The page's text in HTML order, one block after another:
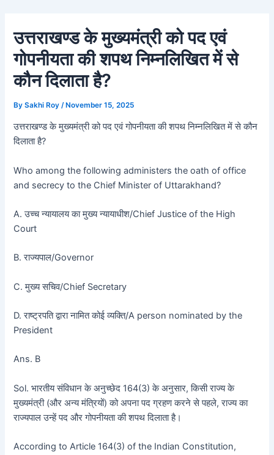
content
उत्तराखण्ड के मुख्यमंत्री को पद एवं
गोपनीयता की शपथ निम्नलिखित में से
कौन दिलाता है?
BySakhi Roy /November 15, 2025
उत्तराखण्ड के मुख्यमंत्री को पद एवं गोपनीयता की शपथ निम्नलिखित में से कौन
दिलाता है?
Who among the following administers the oath of office
and secrecy to the Chief Minister of Uttarakhand?
A. उच्च न्यायालय का मुख्य न्यायाधीश/Chief Justice of the High
Court
B. राज्यपाल/Governor
C. मुख्य सचिव/Chief Secretary
D. राष्ट्रपति द्वारा नामित कोई व्यक्ति/A person nominated by the
President
Ans. B
Sol. भारतीय संविधान के अनुच्छेद 164(3) के अनुसार, किसी राज्य के
मुख्यमंत्री (और अन्य मंत्रियों) को अपना पद ग्रहण करने से पहले, राज्य का
राज्यपाल उन्हें पद और गोपनीयता की शपथ दिलाता है।
According to Article 164(3) of the Indian Constitution,